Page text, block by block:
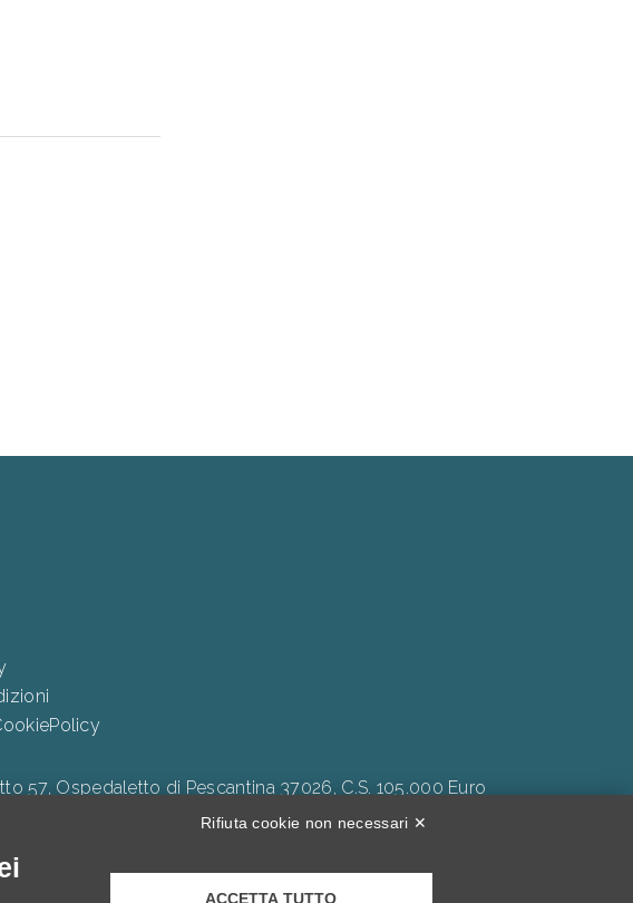
57, Ospedaletto di Pescantina 37026, C.S. 105.000 Euro
Rifiuta cookie non necessari ✕
ACCETTA TUTTO